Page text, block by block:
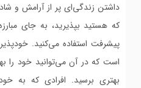
داشتن زندگی‌ای پر از آرامش و
که هستید بپذیرید، به جای
پیشرفت استفاده می‌کنید.
است که در آن می‌توانید خود را
بهتری برسید. افرادی که به